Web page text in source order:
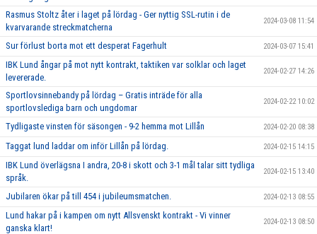
Rasmus Stoltz åter i laget på lördag - Ger nyttig SSL-rutin i de
kvarvarande streckmatcherna
2024-03-08 11:54
Sur förlust borta mot ett desperat Fagerhult 2024-03-07 15:41
IBK Lund ångar på mot nytt kontrakt, taktiken var solklar och laget
levererade.
2024-02-27 14:26
Sportlovsinnebandy på lördag – Gratis inträde för alla
sportlovslediga barn och ungdomar
2024-02-22 10:02
Tydligaste vinsten för säsongen - 9-2 hemma mot Lillån 2024-02-20 08:38
Taggat lund laddar om inför Lillån på lördag. 2024-02-15 14:15
IBK Lund överlägsna I andra, 20-8 i skott och 3-1 mål talar sitt tydliga
språk.
2024-02-15 13:40
Jubilaren ökar på till 454 i jubileumsmatchen. 2024-02-13 08:55
Lund hakar på i kampen om nytt Allsvenskt kontrakt - Vi vinner
ganska klart!
2024-02-13 08:50